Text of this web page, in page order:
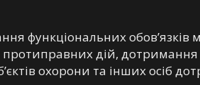
функціональних обов’язків
дій, дотримання
охорони та інших осіб